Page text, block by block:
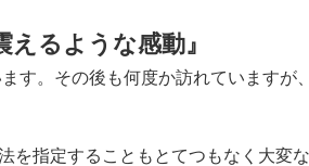
えるような感動』
す。その後も何度か訪れていますが
を指定することもとてつもなく大変